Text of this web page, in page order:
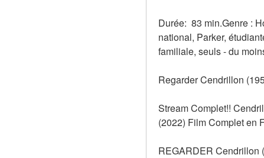
Durée:  83 min.Genre :
national, Parker,
familiale, seuls - du
Regarder Cendrillon
Stream Complet!!
(2022) Film Complet en
REGARDER Cendrillon